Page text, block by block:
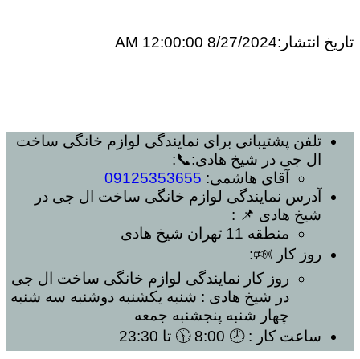
تاریخ انتشار:8/27/2024 12:00:00 AM
تلفن پشتیبانی برای نمایندگی لوازم خانگی ساخت
ال جی در شیخ هادی:📞:
آقای هاشمی: 09125353655
آدرس نمایندگی لوازم خانگی ساخت ال جی در
شیخ هادی 📌 :
منطقه 11 تهران
شیخ هادی
روز کار 🕬:
روز کار نمایندگی لوازم خانگی ساخت ال جی
در شیخ هادی : شنبه یکشنبه دوشنبه سه شنبه
چهار شنبه پنجشنبه جمعه
ساعت کار : 🕗 8:00 🕦 تا 23:30